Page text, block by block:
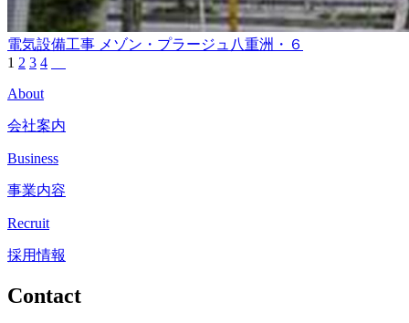
電気設備工事 メゾン・プラージュ八重洲・６
1 2 3 4
About
会社案内
Business
事業内容
Recruit
採用情報
Contact